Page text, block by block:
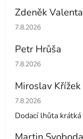
Zdeněk Valenta
Hodnocení
7.8.2026
Petr Hrůša
Hodnocení
7.8.2026
Miroslav Křížek
Hodnocení
7.8.2026
Dodací lhůta